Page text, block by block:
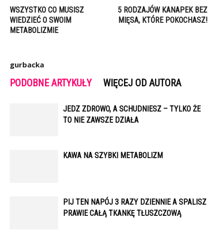
WSZYSTKO CO MUSISZ
WIEDZIEĆ O SWOIM
METABOLIZMIE
5 RODZAJÓW KANAPEK BEZ
MIĘSA, KTÓRE POKOCHASZ!
gurbacka
PODOBNE ARTYKUŁY WIĘCEJ OD AUTORA
JEDZ ZDROWO, A SCHUDNIESZ – TYLKO ŻE
TO NIE ZAWSZE DZIAŁA
KAWA NA SZYBKI METABOLIZM
PIJ TEN NAPÓJ 3 RAZY DZIENNIE A SPALISZ
PRAWIE CAŁĄ TKANKĘ TŁUSZCZOWĄ